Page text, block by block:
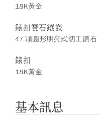
18K黃金
錶扣寶石鑲嵌
47 顆圓形明亮式切工鑽石
錶扣
18K黃金
基本訊息